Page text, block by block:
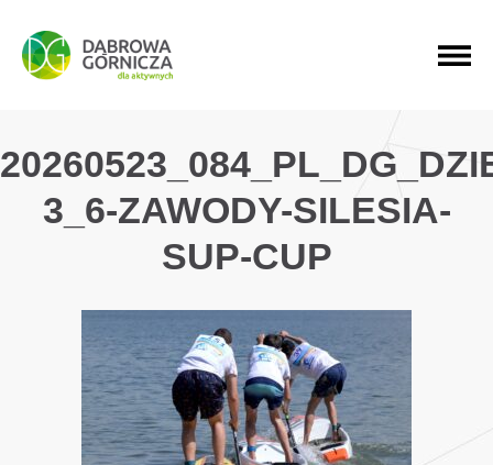
PRZEJDŹ DO MENU GŁÓWNEGO
PRZEJDŹ DO WYSZUKIWARKI
PRZEJDŹ DO TREŚCI
3_6-ZAWODY-SILESIA-
SUP-CUP